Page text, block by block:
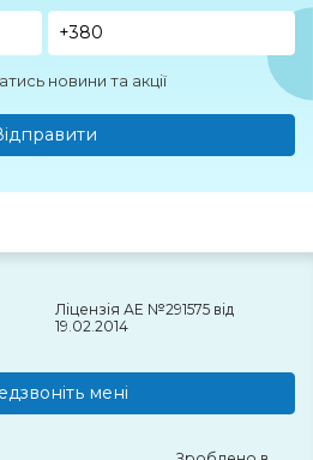
новини та акції
Ліцензія АЕ №291575 від
19.02.2014
мені